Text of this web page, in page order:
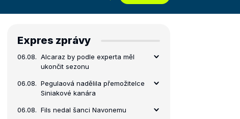
Expres zprávy
06.08. Alcaraz by podle experta měl
ukončit sezonu
06.08. Pegulaová nadělila přemožitelce
Siniakové kanára
06.08. Fils nedal šanci Navonemu